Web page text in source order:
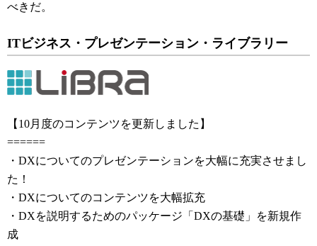
べきだ。
ITビジネス・プレゼンテーション・ライブラリー
【10月度のコンテンツを更新しました】
======
・DXについてのプレゼンテーションを大幅に充実させまし
た！
・DXについてのコンテンツを大幅拡充
・DXを説明するためのパッケージ「DXの基礎」を新規作
成